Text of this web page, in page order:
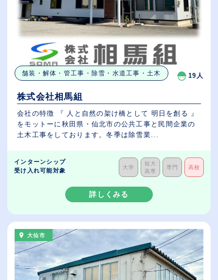
舗装・解体・管工事・除雪・水道工事・土木 19人
株式会社相馬組
会社の特徴 『 人と自然の架け橋として 明日を創る 』
をモットーに秋田県・仙北市の公共工事と民間企業の
土木工事をしております。冬季は除雪業...
インターンシップ
受け入れ可能対象
大学
短大
高専
専門 高校
詳しくみる
大仙市